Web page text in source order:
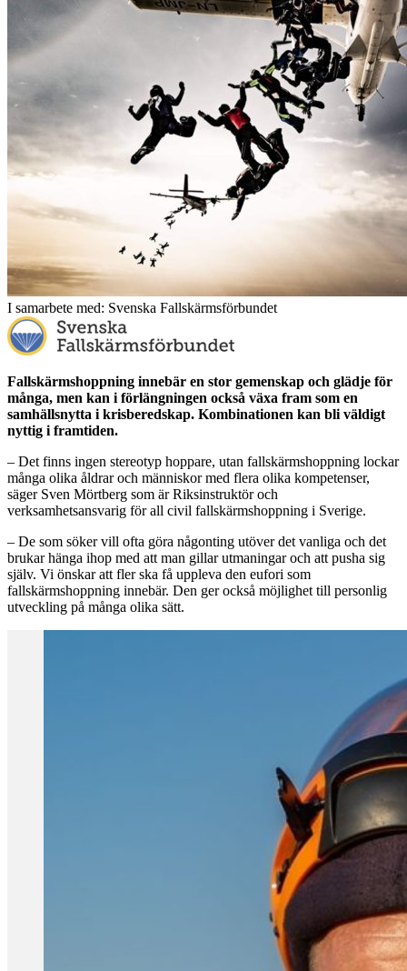
I samarbete med: Svenska Fallskärmsförbundet
Fallskärmshoppning innebär en stor gemenskap och glädje för
många, men kan i förlängningen också växa fram som en
samhällsnytta i krisberedskap. Kombinationen kan bli väldigt
nyttig i framtiden.
– Det finns ingen stereotyp hoppare, utan fallskärmshoppning lockar
många olika åldrar och människor med flera olika kompetenser,
säger Sven Mörtberg som är Riksinstruktör och
verksamhetsansvarig för all civil fallskärmshoppning i Sverige.
– De som söker vill ofta göra någonting utöver det vanliga och det
brukar hänga ihop med att man gillar utmaningar och att pusha sig
själv. Vi önskar att fler ska få uppleva den eufori som
fallskärmshoppning innebär. Den ger också möjlighet till personlig
utveckling på många olika sätt.